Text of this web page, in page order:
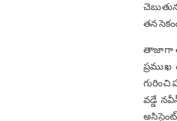
తన
తాజాగా ఈ
గురించి
వడ్డే